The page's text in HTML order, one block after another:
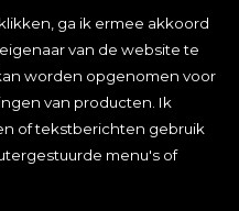
ga ik ermee akkoord
van de website te
worden opgenomen voor
van producten. Ik
of tekstberichten gebruik
menu's of